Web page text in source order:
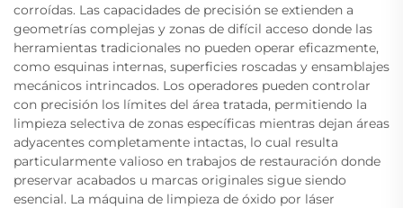
corroídas. Las capacidades de precisión se extienden a
geometrías complejas y zonas de difícil acceso donde las
herramientas tradicionales no pueden operar eficazmente,
como esquinas internas, superficies roscadas y ensamblajes
mecánicos intrincados. Los operadores pueden controlar
con precisión los límites del área tratada, permitiendo la
limpieza selectiva de zonas específicas mientras dejan áreas
adyacentes completamente intactas, lo cual resulta
particularmente valioso en trabajos de restauración donde
preservar acabados u marcas originales sigue siendo
esencial. La máquina de limpieza de óxido por láser